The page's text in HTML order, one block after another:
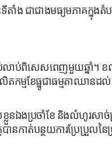
ាំង ជាជាងមធ្យមភាគក្នុងតំ
ប់លាប់ពិសេសពេញមួយឆ្នាំ។
ម្មខែធ្នូជាធម្មតាឈានដល់
ស់ខ្លួនឯងប្រចាំខែ និងលំហូរ
ានកាត់បន្ថយការប្រែប្រួ